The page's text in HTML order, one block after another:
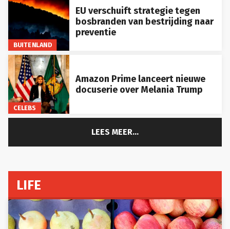
BUITENLAND
EU verschuift strategie tegen
bosbranden van bestrijding naar
preventie
CELEBS
Amazon Prime lanceert nieuwe
docuserie over Melania Trump
LEES MEER...
LIFE